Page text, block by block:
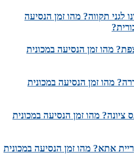
לגני תקווה? מהו זמן הנסיעה
מהו זמן הנסיעה במכונית
מהו זמן הנסיעה במכונית
ציונה? מהו זמן הנסיעה במכונית
אתא? מהו זמן הנסיעה במכונית